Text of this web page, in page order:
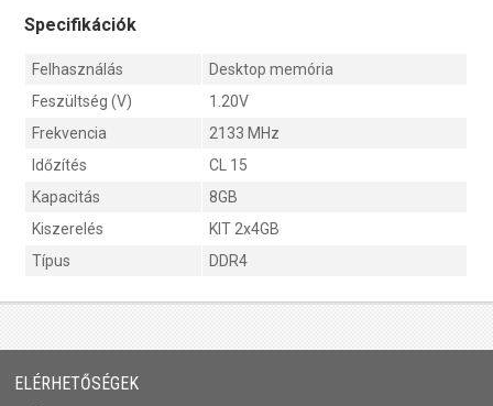
Specifikációk
Felhasználás
Desktop memória
Feszültség (V)
1.20V
Frekvencia
2133 MHz
Időzítés
CL 15
Kapacitás
8GB
Kiszerelés
KIT 2x4GB
Típus
DDR4
ELÉRHETŐSÉGEK